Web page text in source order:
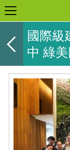
國際級
中 綠